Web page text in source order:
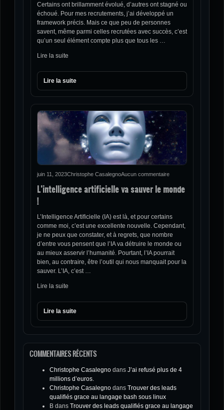
Certains ont brillamment évolué, d’autres ont stagné ou
échoué. Pour mes recrutements, j’ai développé un
framework précis. Mais ce que peu de personnes
savent, même parmi celles recrutées avec succès, c’est
qu’un seul élément compte plus que tous les …
Lire la suite
Lire la suite
juin 11, 2023Christophe CasalegnoAucun commentaire
L’intelligence artificielle va sauver le monde
!
L’Intelligence Artificielle (IA) est là, et pour certains
comme moi, c’est une excellente nouvelle. Cependant,
je ne peux que constater, et à regrets, que nombre
d’entre vous pensent que l’IA va détruire le monde ou
au mieux asservir l’humanité. Pourtant, l’IA pourrait
bien, au contraire, être l’outil qui nous manquait pour la
sauver. L’IA, c’est …
Lire la suite
Lire la suite
COMMENTAIRES RÉCENTS
Christophe Casalegno dans J’ai refusé plus de 4
millions d’euros.
Christophe Casalegno dans Trouver des leads
qualifiés grace au langage bash sous linux
B dans Trouver des leads qualifiés grace au langage